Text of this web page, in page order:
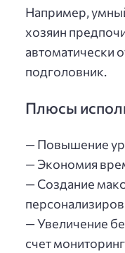
Например,
хозяин
автоматически
подголовник.
Плюсы
— Повышение
— Экономия
— Создание
— Увеличение
счет